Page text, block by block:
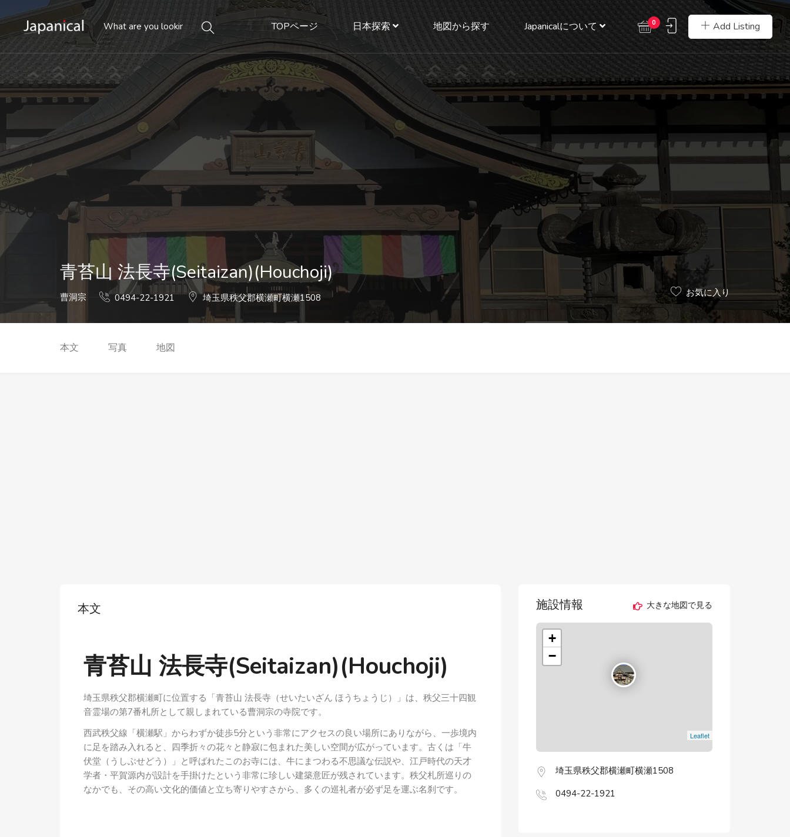
Add Listing
0
TOPページ 日本探索 地図から探す Japanicalについて
青苔山 法長寺(Seitaizan)(Houchoji)
曹洞宗 0494-22-1921 埼玉県秩父郡横瀬町横瀬1508 お気に入り
本文 写真 地図
本文
青苔山 法長寺(Seitaizan)(Houchoji)
埼玉県秩父郡横瀬町に位置する「青苔山 法長寺（せいたいざん ほうちょうじ）」は、秩父三十四観
音霊場の第7番札所として親しまれている曹洞宗の寺院です。
西武秩父線「横瀬駅」からわずか徒歩5分という非常にアクセスの良い場所にありながら、一歩境内
に足を踏み入れると、四季折々の花々と静寂に包まれた美しい空間が広がっています。古くは「牛
伏堂（うしぶせどう）」と呼ばれたこのお寺には、牛にまつわる不思議な伝説や、江戸時代の天才
学者・平賀源内が設計を手掛けたという非常に珍しい建築意匠が残されています。秩父札所巡りの
なかでも、その高い文化的価値と立ち寄りやすさから、多くの巡礼者が必ず足を運ぶ名刹です。
施設情報 大きな地図で見る
+
−
Leaflet
埼玉県秩父郡横瀬町横瀬1508
0494-22-1921